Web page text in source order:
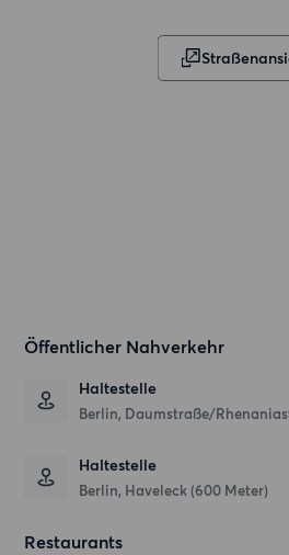
Öffentlicher Nahverkehr
Haltestelle
Berlin, Daumstraße/
Haltestelle
Berlin, Haveleck (600 Meter)
Restaurants